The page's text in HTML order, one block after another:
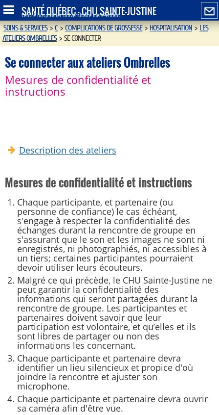
SANTÉ QUÉBEC - CHU SAINTE-JUSTINE
Centre hospitalier universitaire mère-enfant
SOINS & SERVICES>C>COMPLICATIONS DE GROSSESSE>HOSPITALISATION>LES
ATELIERS OMBRELLES > SE CONNECTER
Se connecter aux ateliers Ombrelles
Mesures de confidentialité et
instructions
Description des ateliers
Mesures de confidentialité et instructions
Chaque participante, et partenaire (ou
personne de confiance) le cas échéant,
s'engage à respecter la confidentialité des
échanges durant la rencontre de groupe en
s'assurant que le son et les images ne sont ni
enregistrés, ni photographiés, ni accessibles à
un tiers; certaines participantes pourraient
devoir utiliser leurs écouteurs.
Malgré ce qui précède, le CHU Sainte-Justine ne
peut garantir la confidentialité des
informations qui seront partagées durant la
rencontre de groupe. Les participantes et
partenaires doivent savoir que leur
participation est volontaire, et qu’elles et ils
sont libres de partager ou non des
informations les concernant.
Chaque participante et partenaire devra
identifier un lieu silencieux et propice d'où
joindre la rencontre et ajuster son
microphone.
Chaque participante et partenaire devra ouvrir
sa caméra afin d'être vue.